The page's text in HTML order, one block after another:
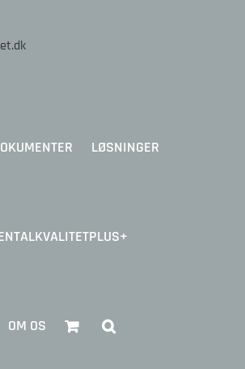
LØSNINGER
OM OS